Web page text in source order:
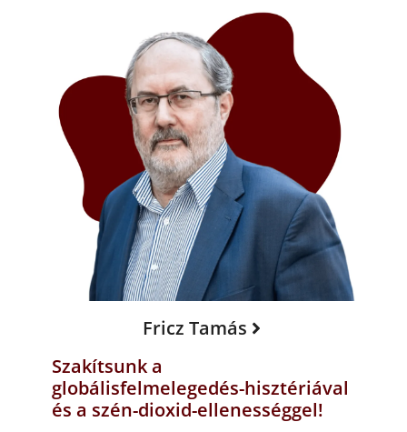
Fricz Tamás
Szakítsunk a
globálisfelmelegedés-hisztériával
és a szén-dioxid-ellenességgel!